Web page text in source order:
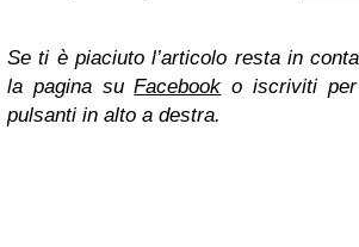
Se ti è piaciuto l’articolo resta in
la pagina suFacebook o iscriviti
pulsanti in alto a destra.